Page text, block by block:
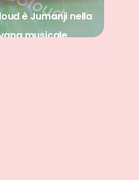
è Jumanji nella
musicale